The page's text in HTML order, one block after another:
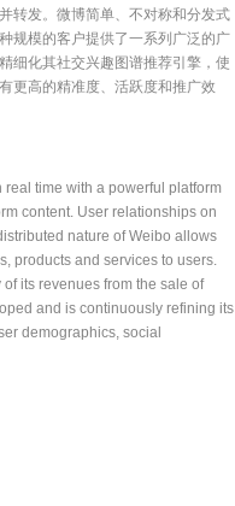
转发。微博简单、不对称和分发式
规模的客户提供了一系列广泛的广
细化其社交兴趣图谱推荐引擎，使
更高的精准度、活跃度和推广效
time with a powerful platform
content. User relationships on
nature of Weibo allows
products and services to users.
its revenues from the sale of
and is continuously refining its
demographics, social